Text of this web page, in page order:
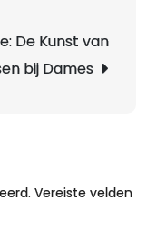
De Kunst van
bij Dames
Vereiste velden